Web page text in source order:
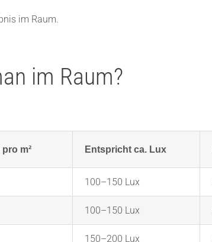
im Raum.
im Raum?
m² Entspricht ca. Lux
100–150 Lux
100–150 Lux
150–200 Lux